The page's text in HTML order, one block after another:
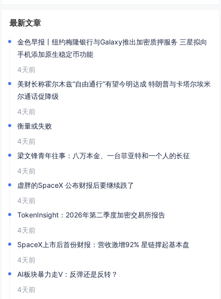
最新文章
金色早报丨纽约梅隆银行与Galaxy推出加密质押服务 三星拟向
手机添加原生稳定币功能
4天前
美财长称霍尔木兹“自由通行”有望今明达成 特朗普与卡塔尔埃米
尔通话促降级
4天前
衡量或失败
4天前
梁文锋青年往事：八万本金、一台菲亚特和一个人的长征
4天前
虚胖的SpaceX 公布财报后要继续跌了
4天前
TokenInsight：2026年第二季度加密交易所报告
4天前
SpaceX上市后首份财报：营收激增92% 星链撑起基本盘
4天前
AI板块暴力走V：反弹还是反转？
4天前